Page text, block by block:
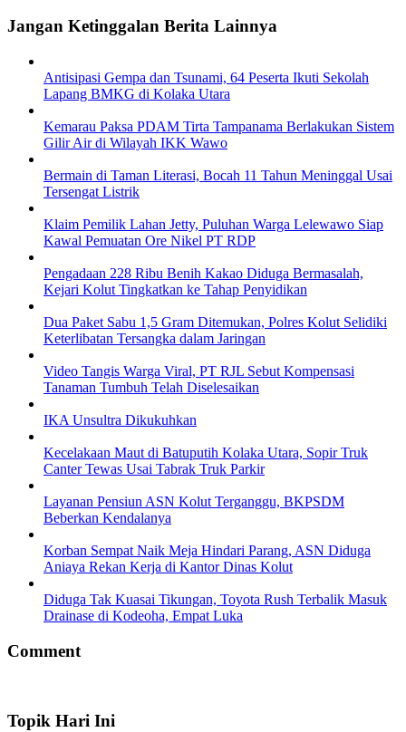
Jangan Ketinggalan Berita Lainnya
Antisipasi Gempa dan Tsunami, 64 Peserta Ikuti Sekolah
Lapang BMKG di Kolaka Utara
Kemarau Paksa PDAM Tirta Tampanama Berlakukan Sistem
Gilir Air di Wilayah IKK Wawo
Bermain di Taman Literasi, Bocah 11 Tahun Meninggal Usai
Tersengat Listrik
Klaim Pemilik Lahan Jetty, Puluhan Warga Lelewawo Siap
Kawal Pemuatan Ore Nikel PT RDP
Pengadaan 228 Ribu Benih Kakao Diduga Bermasalah,
Kejari Kolut Tingkatkan ke Tahap Penyidikan
Dua Paket Sabu 1,5 Gram Ditemukan, Polres Kolut Selidiki
Keterlibatan Tersangka dalam Jaringan
Video Tangis Warga Viral, PT RJL Sebut Kompensasi
Tanaman Tumbuh Telah Diselesaikan
IKA Unsultra Dikukuhkan
Kecelakaan Maut di Batuputih Kolaka Utara, Sopir Truk
Canter Tewas Usai Tabrak Truk Parkir
Layanan Pensiun ASN Kolut Terganggu, BKPSDM
Beberkan Kendalanya
Korban Sempat Naik Meja Hindari Parang, ASN Diduga
Aniaya Rekan Kerja di Kantor Dinas Kolut
Diduga Tak Kuasai Tikungan, Toyota Rush Terbalik Masuk
Drainase di Kodeoha, Empat Luka
Comment
Topik Hari Ini